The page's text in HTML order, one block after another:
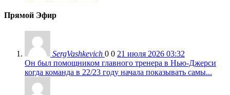
Прямой Эфир
SergVashkevich 0 0 21 июля 2026 03:32
Он был помощником главного тренера в Нью-Джерси
когда команда в 22/23 году начала показывать самы...